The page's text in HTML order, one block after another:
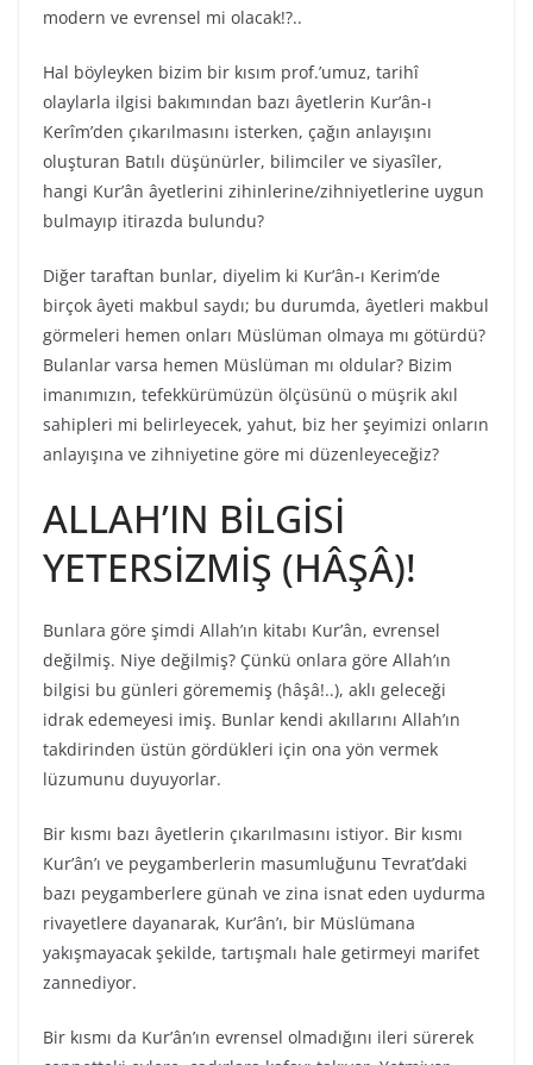
modern ve evrensel mi olacak!?..
Hal böyleyken bizim bir kısım prof.’umuz, tarihî
olaylarla ilgisi bakımından bazı âyetlerin Kur’ân-ı
Kerîm’den çıkarılmasını isterken, çağın anlayışını
oluşturan Batılı düşünürler, bilimciler ve siyasîler,
hangi Kur’ân âyetlerini zihinlerine/zihniyetlerine uygun
bulmayıp itirazda bulundu?
Diğer taraftan bunlar, diyelim ki Kur’ân-ı Kerim’de
birçok âyeti makbul saydı; bu durumda, âyetleri makbul
görmeleri hemen onları Müslüman olmaya mı götürdü?
Bulanlar varsa hemen Müslüman mı oldular? Bizim
imanımızın, tefekkürümüzün ölçüsünü o müşrik akıl
sahipleri mi belirleyecek, yahut, biz her şeyimizi onların
anlayışına ve zihniyetine göre mi düzenleyeceğiz?
ALLAH’IN BİLGİSİ
YETERSİZMİŞ (HÂŞÂ)!
Bunlara göre şimdi Allah’ın kitabı Kur’ân, evrensel
değilmiş. Niye değilmiş? Çünkü onlara göre Allah’ın
bilgisi bu günleri görememiş (hâşâ!..), aklı geleceği
idrak edemeyesi imiş. Bunlar kendi akıllarını Allah’ın
takdirinden üstün gördükleri için ona yön vermek
lüzumunu duyuyorlar.
Bir kısmı bazı âyetlerin çıkarılmasını istiyor. Bir kısmı
Kur’ân’ı ve peygamberlerin masumluğunu Tevrat’daki
bazı peygamberlere günah ve zina isnat eden uydurma
rivayetlere dayanarak, Kur’ân’ı, bir Müslümana
yakışmayacak şekilde, tartışmalı hale getirmeyi marifet
zannediyor.
Bir kısmı da Kur’ân’ın evrensel olmadığını ileri sürerek